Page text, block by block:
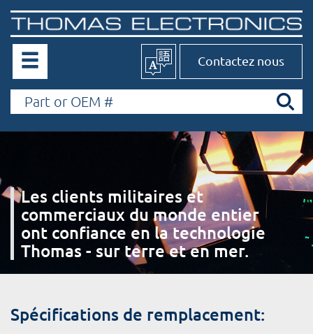
Contactez nous
Les clients militaires et
commerciaux du monde entier
ont confiance en la technologie
Thomas - sur terre et en mer.
Spécifications de remplacement: